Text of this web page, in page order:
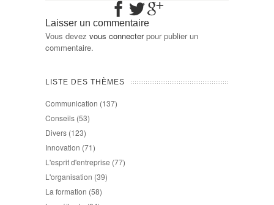
Laisser un commentaire
Vous devez vous connecterpour publier un
commentaire.
LISTE DES THÈMES
Communication (137)
Conseils (53)
Divers (123)
Innovation (71)
L'esprit d'entreprise (77)
L'organisation (39)
La formation (58)